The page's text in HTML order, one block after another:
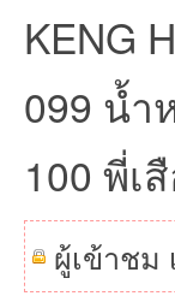
KENG
099 น้ำ
100 พี่เ
ผู้เข้าชม